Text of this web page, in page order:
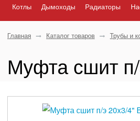
Котлы Дымоходы Радиаторы
Главная Каталог товаров Трубы и
Муфта сшит